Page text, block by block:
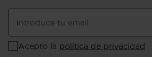
Introduce tu email
Acepto la política de privacidad